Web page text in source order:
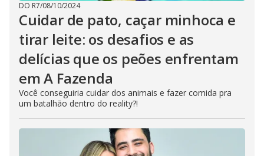
DO R7/08/10/2024
Cuidar de pato, caçar minhoca e
tirar leite: os desafios e as
delícias que os peões enfrentam
em A Fazenda
Você conseguiria cuidar dos animais e fazer comida pra
um batalhão dentro do reality?!